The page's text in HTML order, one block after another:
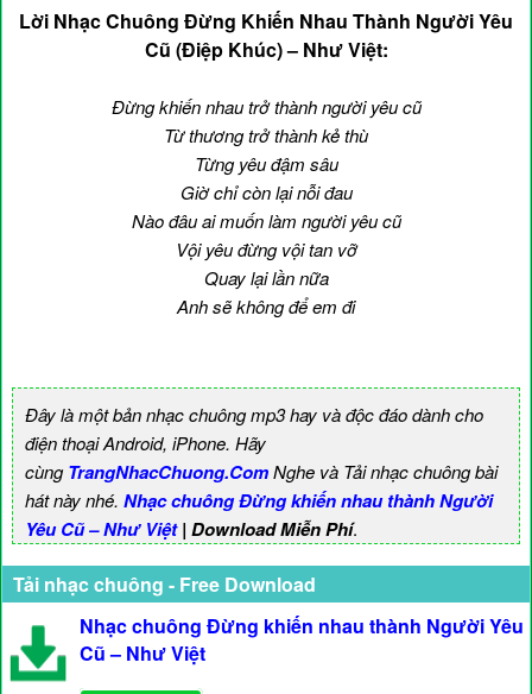
Lời Nhạc Chuông Đừng Khiến Nhau Thành Người Yêu
Cũ (Điệp Khúc) – Như Việt:
Đừng khiến nhau trở thành người yêu cũ
Từ thương trở thành kẻ thù
Từng yêu đậm sâu
Giờ chỉ còn lại nỗi đau
Nào đâu ai muốn làm người yêu cũ
Vội yêu đừng vội tan vỡ
Quay lại lần nữa
Anh sẽ không để em đi
Đây là một bản nhạc chuông mp3 hay và độc đáo dành cho
điện thoại Android, iPhone. Hãy
cùngTrangNhacChuong.ComNghe và Tải nhạc chuông bài
hát này nhé. Nhạc chuông Đừng khiến nhau thành Người
Yêu Cũ – Như Việt| Download Miễn Phí.
Tải nhạc chuông - Free Download
Nhạc chuông Đừng khiến nhau thành Người Yêu
Cũ – Như Việt